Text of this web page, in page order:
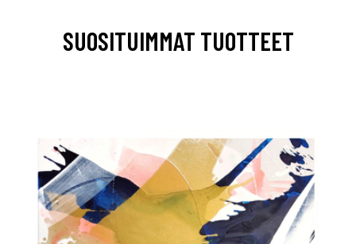
SUOSITUIMMAT TUOTTEET